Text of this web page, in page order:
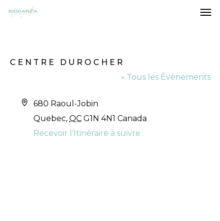
Skip
CENTRE DUROCHER
« Tous les Évènements
Adresse
680 Raoul-Jobin
Quebec, QC G1N 4N1 Canada
Recevoir l’Itinéraire à suivre